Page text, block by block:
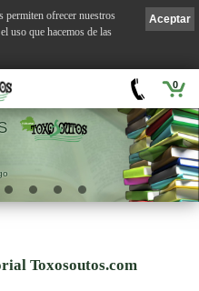
0
Toxosoutos.com
Aceptar
permiten ofrecer nuestros
uso que hacemos de las